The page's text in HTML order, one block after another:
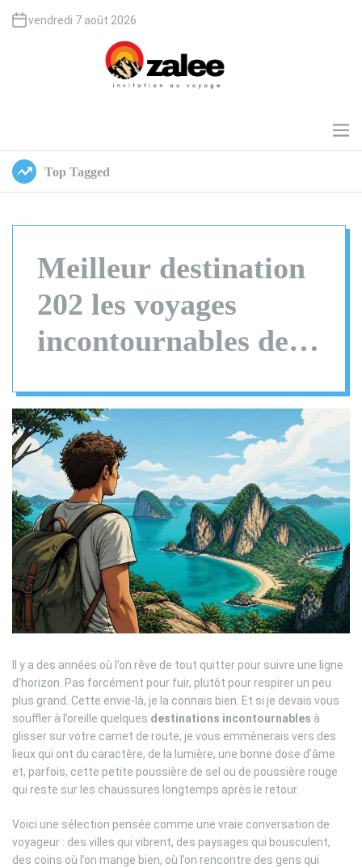
n
vendredi 7 août 2026
l
e
e
M
e
Top Tagged
Meilleur destination
202 les voyages
incontournables de
Il y a des années où l’on rêve de tout quitter pour suivre une ligne
d’horizon. Pas forcément pour fuir, plutôt pour respirer un peu
plus grand. Cette envie-là, je la connais bien. Et si je devais vous
souffler à l’oreille quelques destinations incontournables à
glisser sur votre carnet de route, je vous emmènerais vers des
lieux qui ont du caractère, de la lumière, une bonne dose d’âme
et, parfois, cette petite poussière de sel ou de poussière rouge
qui reste sur les chaussures longtemps après le retour.
Voici une sélection pensée comme une vraie conversation de
voyageur : des villes qui vibrent, des paysages qui bousculent,
des coins où l’on mange bien, où l’on rencontre des gens qui